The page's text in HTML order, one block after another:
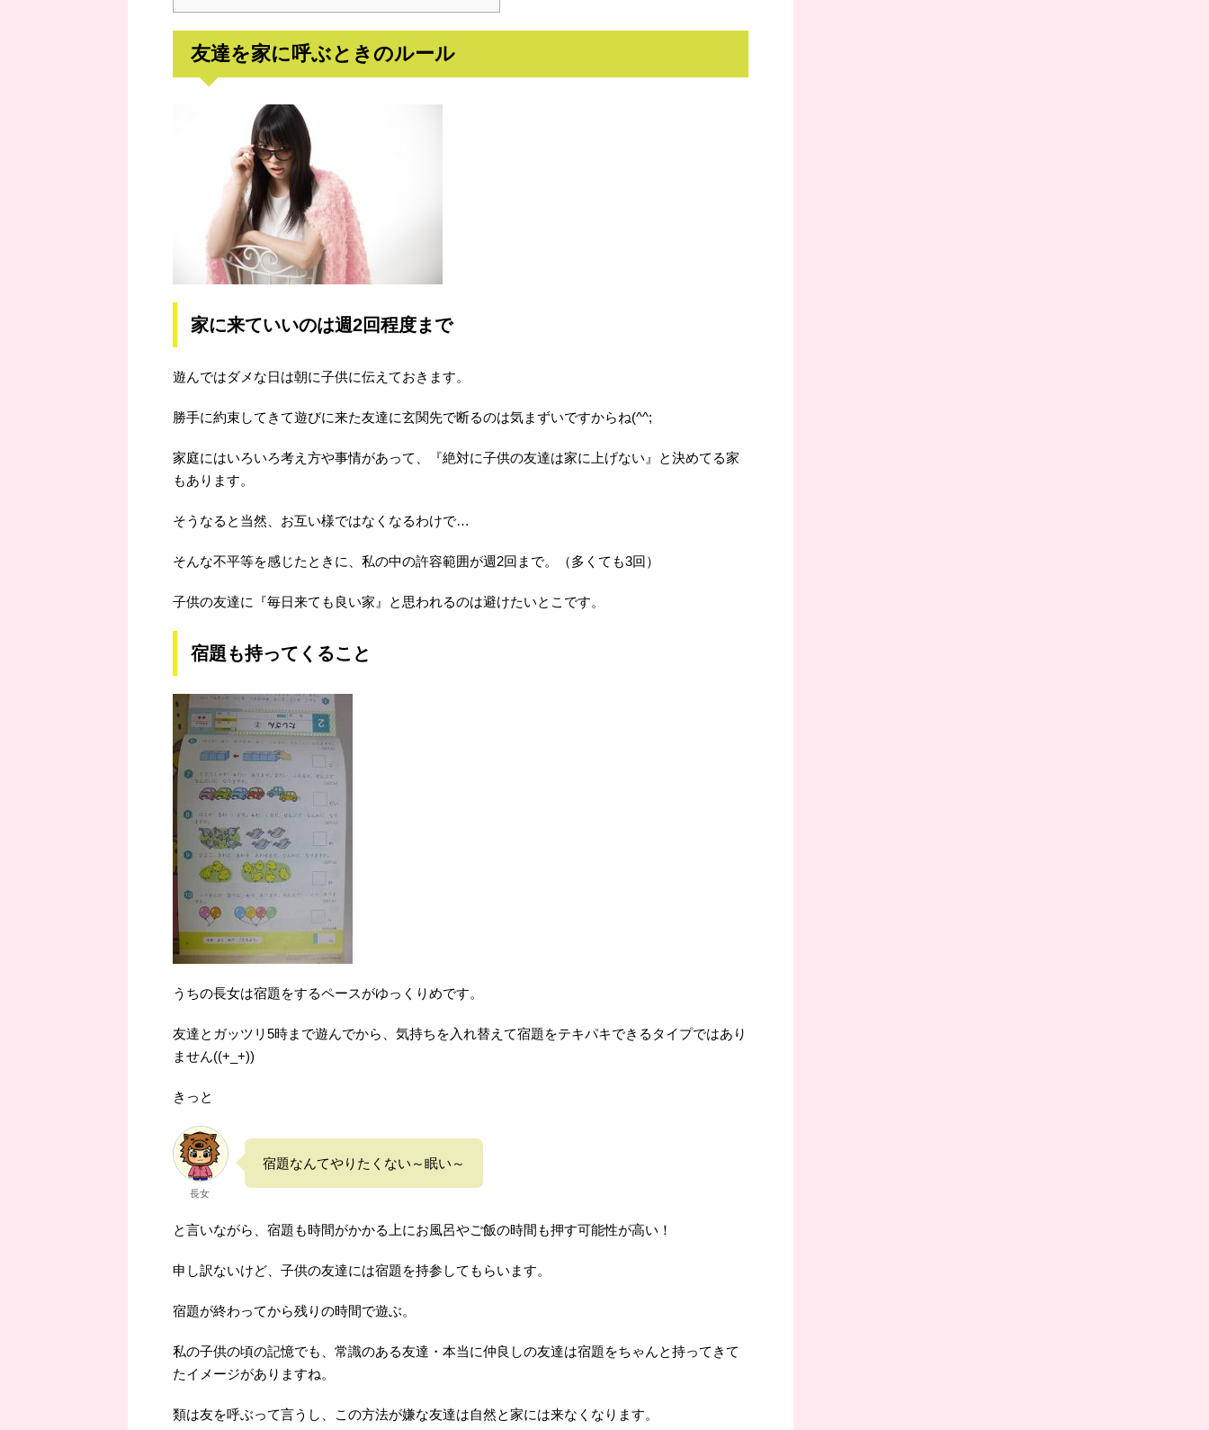
友達を家に呼ぶときのルール
家に来ていいのは週2回程度まで
遊んではダメな日は朝に子供に伝えておきます。
勝手に約束してきて遊びに来た友達に玄関先で断るのは気まずいですからね(^^;
家庭にはいろいろ考え方や事情があって、『絶対に子供の友達は家に上げない』と決めてる家
もあります。
そうなると当然、お互い様ではなくなるわけで…
そんな不平等を感じたときに、私の中の許容範囲が週2回まで。（多くても3回）
子供の友達に『毎日来ても良い家』と思われるのは避けたいとこです。
宿題も持ってくること
うちの長女は宿題をするペースがゆっくりめです。
友達とガッツリ5時まで遊んでから、気持ちを入れ替えて宿題をテキパキできるタイプではあり
ません((+_+))
きっと
長女
宿題なんてやりたくない～眠い～
と言いながら、宿題も時間がかかる上にお風呂やご飯の時間も押す可能性が高い！
申し訳ないけど、子供の友達には宿題を持参してもらいます。
宿題が終わってから残りの時間で遊ぶ。
私の子供の頃の記憶でも、常識のある友達・本当に仲良しの友達は宿題をちゃんと持ってきて
たイメージがありますね。
類は友を呼ぶって言うし、この方法が嫌な友達は自然と家には来なくなります。